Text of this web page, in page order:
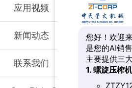
应用视频
新闻动态
联系我们